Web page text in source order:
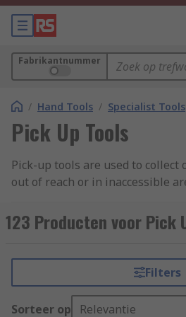
Fabrikantnummer
/ Hand Tools / Specialist Tools
Pick Up Tools
Pick-up tools are used to collect
out of reach or in inaccessible
while others have clawed ends
magnetic pieces. Most pick-up
ferromagnetic materials. When
intended object, the magnet
pick-up tool. The object can
123 Producten voor Pick
Filters
Sorteer op Relevantie